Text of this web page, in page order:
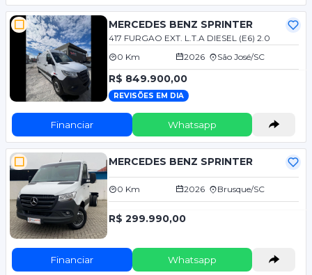
MERCEDES BENZ SPRINTER
417 FURGAO EXT. L.T.A DIESEL (E6) 2.0
0 Km
2026 São José/SC
R$ 849.900,00
REVISÕES EM DIA
Financiar Whatsapp
MERCEDES BENZ SPRINTER
0 Km 2026 Brusque/SC
R$ 299.990,00
Financiar Whatsapp